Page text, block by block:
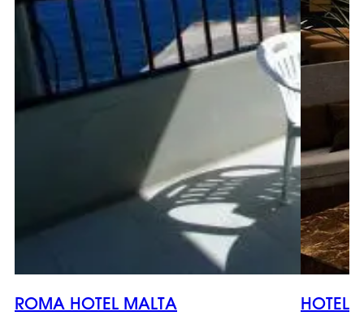
ROMA HOTEL MALTA HOTEL